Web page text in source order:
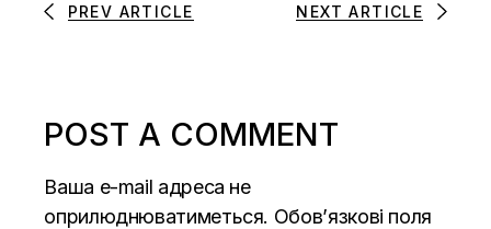
PREV ARTICLE NEXT ARTICLE
POST A COMMENT
Ваша e-mail адреса не
оприлюднюватиметься. Обов’язкові поля